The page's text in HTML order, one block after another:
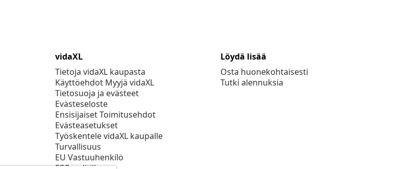
vidaXL
Tietoja vidaXL kaupasta
Käyttöehdot Myyjä vidaXL
Tietosuoja ja evästeet
Evästeseloste
Ensisijaiset Toimitusehdot
Evästeasetukset
Työskentele vidaXL kaupalle
Turvallisuus
EU Vastuuhenkilö
Löydä lisää
Osta huonekohtaisesti
Tutki alennuksia